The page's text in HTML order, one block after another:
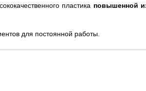
пластика повышенной
для постоянной работы.